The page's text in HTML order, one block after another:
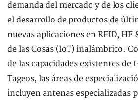
demanda del mercado y de los
el desarrollo de productos de
nuevas aplicaciones en RFID, HF
de las Cosas (IoT) inalámbrico.
de las capacidades existentes de
Tageos, las áreas de
incluyen antenas especializadas